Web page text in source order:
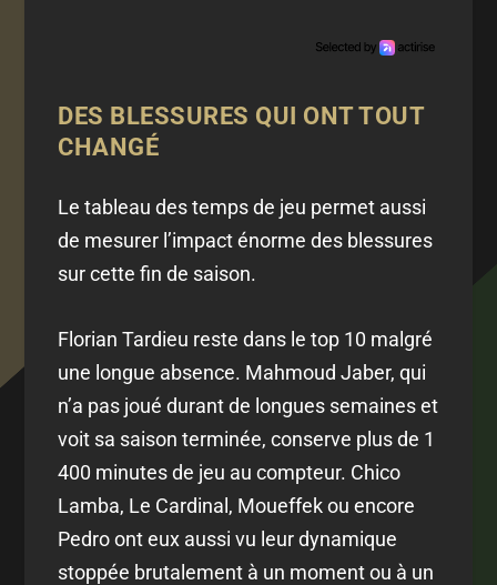
DES BLESSURES QUI ONT TOUT
CHANGÉ
Le tableau des temps de jeu permet aussi
de mesurer l’impact énorme des blessures
sur cette fin de saison.
Florian Tardieu reste dans le top 10 malgré
une longue absence. Mahmoud Jaber, qui
n’a pas joué durant de longues semaines et
voit sa saison terminée, conserve plus de 1
400 minutes de jeu au compteur. Chico
Lamba, Le Cardinal, Moueffek ou encore
Pedro ont eux aussi vu leur dynamique
stoppée brutalement à un moment ou à un